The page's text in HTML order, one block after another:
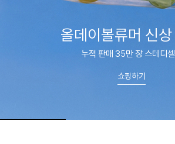
스킨팔레트
피부에 스며드는 부드러움
쇼핑하기